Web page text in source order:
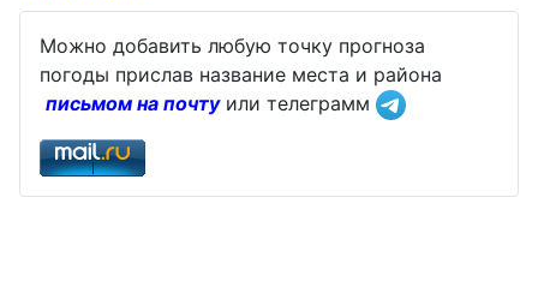
Можно добавить любую точку прогноза
погоды прислав название места и района
письмом на почтуили телеграмм